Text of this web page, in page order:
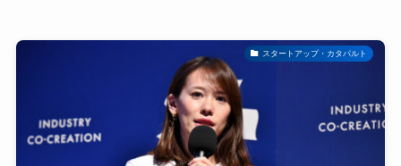
スタートアップ・カタパルト